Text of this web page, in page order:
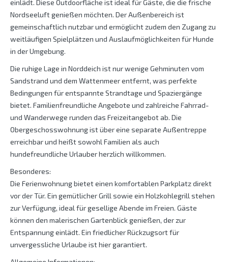
einlädt. Diese Outdoorfläche ist ideal für Gäste, die die frische
Nordseeluft genießen möchten. Der Außenbereich ist
gemeinschaftlich nutzbar und ermöglicht zudem den Zugang zu
weitläufigen Spielplätzen und Auslaufmöglichkeiten für Hunde
in der Umgebung.
Die ruhige Lage in Norddeich ist nur wenige Gehminuten vom
Sandstrand und dem Wattenmeer entfernt, was perfekte
Bedingungen für entspannte Strandtage und Spaziergänge
bietet. Familienfreundliche Angebote und zahlreiche Fahrrad-
und Wanderwege runden das Freizeitangebot ab. Die
Obergeschosswohnung ist über eine separate Außentreppe
erreichbar und heißt sowohl Familien als auch
hundefreundliche Urlauber herzlich willkommen.
Besonderes:
Die Ferienwohnung bietet einen komfortablen Parkplatz direkt
vor der Tür. Ein gemütlicher Grill sowie ein Holzkohlegrill stehen
zur Verfügung, ideal für gesellige Abende im Freien. Gäste
können den malerischen Gartenblick genießen, der zur
Entspannung einlädt. Ein friedlicher Rückzugsort für
unvergessliche Urlaube ist hier garantiert.